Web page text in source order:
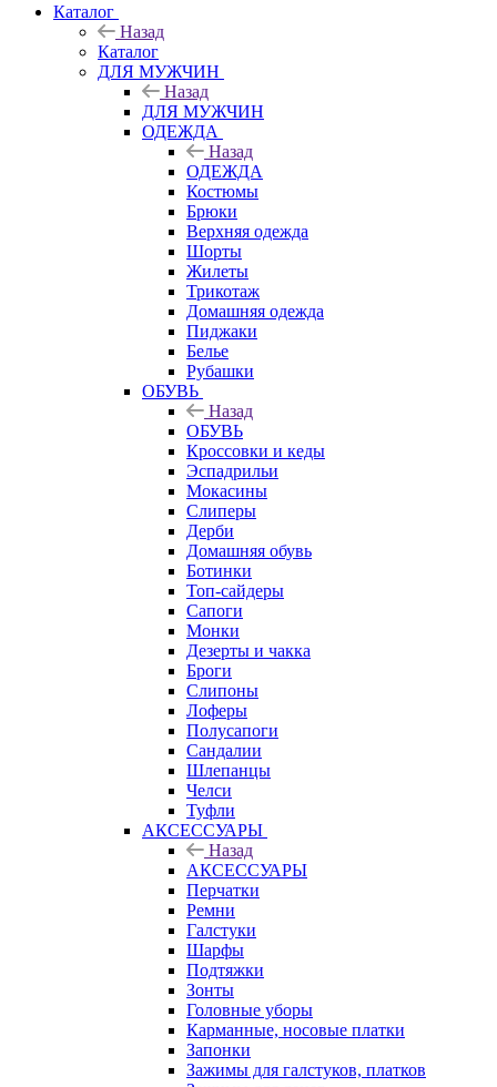
Каталог
Назад
Каталог
ДЛЯ МУЖЧИН
Назад
ДЛЯ МУЖЧИН
ОДЕЖДА
Назад
ОДЕЖДА
Костюмы
Брюки
Верхняя одежда
Шорты
Жилеты
Трикотаж
Домашняя одежда
Пиджаки
Белье
Рубашки
ОБУВЬ
Назад
ОБУВЬ
Кроссовки и кеды
Эспадрильи
Мокасины
Слиперы
Дерби
Домашняя обувь
Ботинки
Топ-сайдеры
Сапоги
Монки
Дезерты и чакка
Броги
Слипоны
Лоферы
Полусапоги
Сандалии
Шлепанцы
Челси
Туфли
АКСЕССУАРЫ
Назад
АКСЕССУАРЫ
Перчатки
Ремни
Галстуки
Шарфы
Подтяжки
Зонты
Головные уборы
Карманные, носовые платки
Запонки
Зажимы для галстуков, платков